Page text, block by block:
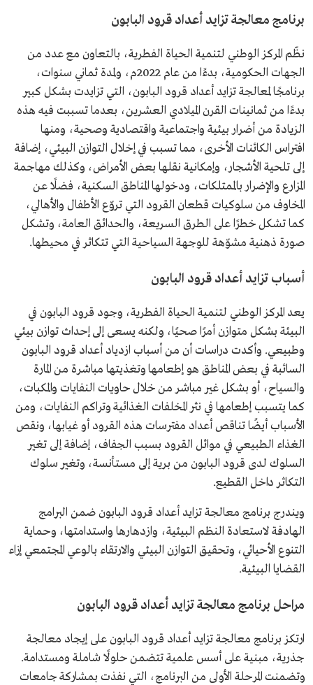
برنامج معالجة تزايد أعداد قرود البابون
نظّم المركز الوطني لتنمية الحياة الفطرية، بالتعاون مع عدد من
الجهات الحكومية، بدءًا من عام 2022م، ولمدة ثماني سنوات،
برنامجًا لمعالجة تزايد أعداد قرود البابون، التي تزايدت بشكل كبير
بدءًا من ثمانينات القرن الميلادي العشرين، بعدما تسببت فيه هذه
الزيادة من أضرار بيئية واجتماعية واقتصادية وصحية، ومنها
افتراس الكائنات الأخرى، مما تسبب في إخلال التوازن البيئي، إضافة
إلى تلحية الأشجار، وإمكانية نقلها بعض الأمراض، وكذلك مهاجمة
المزارع والإضرار بالممتلكات، ودخولها المناطق السكنية، فضلًا عن
المخاوف من سلوكيات قطعان القرود التي تروّع الأطفال والأهالي،
كما تشكل خطرًا على الطرق السريعة، والحدائق العامة، وتشكل
صورة ذهنية مشوّهة للوجهة السياحية التي تتكاثر في محيطها.
أسباب تزايد أعداد قرود البابون
يعد المركز الوطني لتنمية الحياة الفطرية، وجود قرود البابون في
البيئة بشكل متوازن أمرًا صحيًا، ولكنه يسعى إلى إحداث توازن بيئي
وطبيعي. وأكدت دراسات أن من أسباب ازدياد أعداد قرود البابون
السائبة في بعض المناطق هو إطعامها وتغذيتها مباشرة من المارة
والسياح، أو بشكل غير مباشر من خلال حاويات النفايات والمكبات،
كما يتسبب إطعامها في نثر المخلفات الغذائية وتراكم النفايات، ومن
الأسباب أيضًا تناقص أعداد مفترسات هذه القرود أو غيابها، ونقص
الغذاء الطبيعي في موائل القرود بسبب الجفاف، إضافة إلى تغير
السلوك لدى قرود البابون من برية إلى مستأنسة، وتغير سلوك
التكاثر داخل القطيع.
ويندرج برنامج معالجة تزايد أعداد قرود البابون ضمن البرامج
الهادفة لاستعادة النظم البيئية، وازدهارها واستدامتها، وحماية
التنوع الأحيائي، وتحقيق التوازن البيئي والارتقاء بالوعي المجتمعي إزاء
القضايا البيئية.
مراحل برنامج معالجة تزايد أعداد قرود البابون
ارتكز برنامج معالجة تزايد أعداد قرود البابون على إيجاد معالجة
جذرية، مبنية على أسس علمية تتضمن حلولًا شاملة ومستدامة.
وتضمنت المرحلة الأولى من البرنامج، التي نفذت بمشاركة جامعات